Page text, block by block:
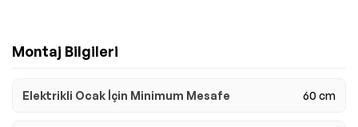
Montaj Bilgileri
Elektrikli Ocak İçin Minimum Mesafe 60 cm